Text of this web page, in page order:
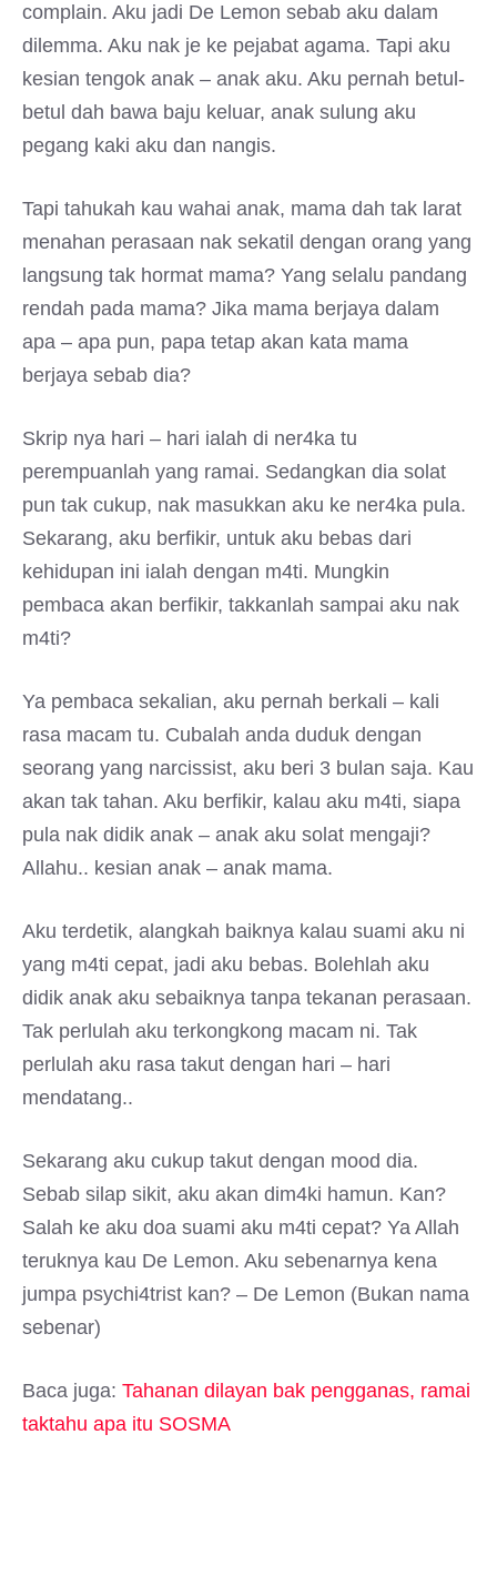
complain. Aku jadi De Lemon sebab aku dalam
dilemma. Aku nak je ke pejabat agama. Tapi aku
kesian tengok anak – anak aku. Aku pernah betul-
betul dah bawa baju keluar, anak sulung aku
pegang kaki aku dan nangis.
Tapi tahukah kau wahai anak, mama dah tak larat
menahan perasaan nak sekatil dengan orang yang
langsung tak hormat mama? Yang selalu pandang
rendah pada mama? Jika mama berjaya dalam
apa – apa pun, papa tetap akan kata mama
berjaya sebab dia?
Skrip nya hari – hari ialah di ner4ka tu
perempuanlah yang ramai. Sedangkan dia solat
pun tak cukup, nak masukkan aku ke ner4ka pula.
Sekarang, aku berfikir, untuk aku bebas dari
kehidupan ini ialah dengan m4ti. Mungkin
pembaca akan berfikir, takkanlah sampai aku nak
m4ti?
Ya pembaca sekalian, aku pernah berkali – kali
rasa macam tu. Cubalah anda duduk dengan
seorang yang narcissist, aku beri 3 bulan saja. Kau
akan tak tahan. Aku berfikir, kalau aku m4ti, siapa
pula nak didik anak – anak aku solat mengaji?
Allahu.. kesian anak – anak mama.
Aku terdetik, alangkah baiknya kalau suami aku ni
yang m4ti cepat, jadi aku bebas. Bolehlah aku
didik anak aku sebaiknya tanpa tekanan perasaan.
Tak perlulah aku terkongkong macam ni. Tak
perlulah aku rasa takut dengan hari – hari
mendatang..
Sekarang aku cukup takut dengan mood dia.
Sebab silap sikit, aku akan dim4ki hamun. Kan?
Salah ke aku doa suami aku m4ti cepat? Ya Allah
teruknya kau De Lemon. Aku sebenarnya kena
jumpa psychi4trist kan? – De Lemon (Bukan nama
sebenar)
Baca juga: Tahanan dilayan bak pengganas, ramai
taktahu apa itu SOSMA